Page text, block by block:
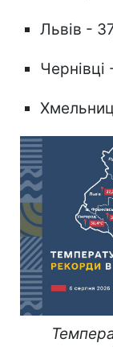
Львів -
Чернівці